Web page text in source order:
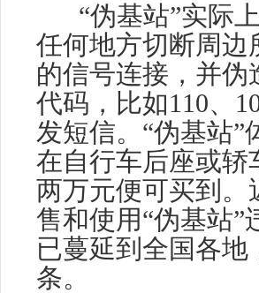
“伪基站”实际
任何地方切断周边
的信号连接，并
代码，比如110、
发短信。“伪基站
在自行车后座或轿
两万元便可买到。
售和使用“伪基站”
已蔓延到全国各地
条。